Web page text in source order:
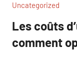
Uncategorized
Les coûts
comment